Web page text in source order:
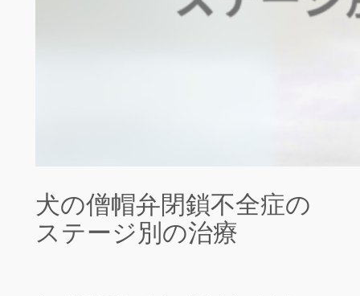
犬の僧帽弁閉鎖不全症の
ステージ別の治療